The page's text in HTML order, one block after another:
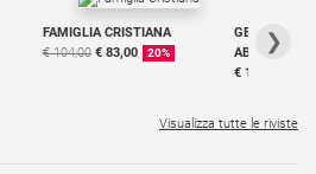
FAMIGLIA CRISTIANA
€ 104,00 € 83,00 20%
GBABY
€ 16,99
❯
Visualizza tutte le riviste